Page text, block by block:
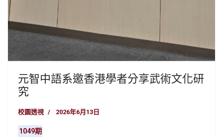
元智中語系邀香港學者分享武術文化研
究
校園透視 2026年6月13日
1049期